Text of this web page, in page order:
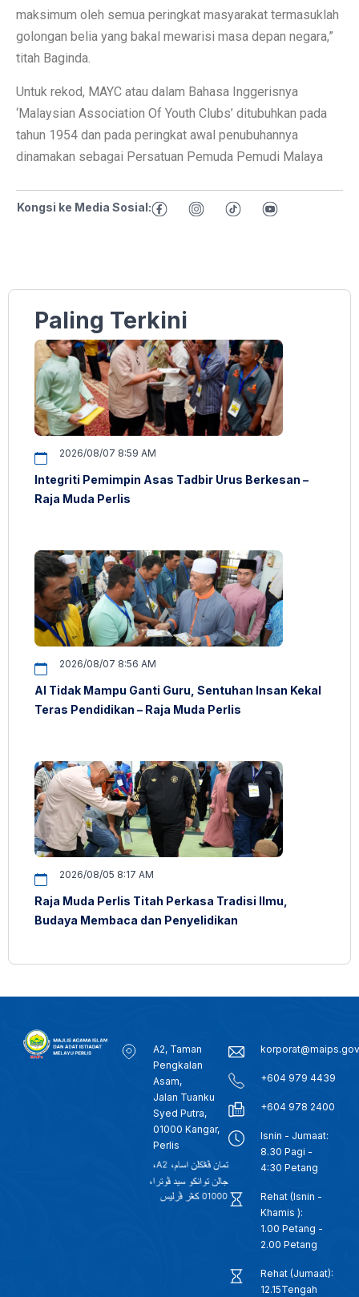
maksimum oleh semua peringkat masyarakat termasuklah
golongan belia yang bakal mewarisi masa depan negara,”
titah Baginda.
Untuk rekod, MAYC atau dalam Bahasa Inggerisnya
‘Malaysian Association Of Youth Clubs’ ditubuhkan pada
tahun 1954 dan pada peringkat awal penubuhannya
dinamakan sebagai Persatuan Pemuda Pemudi Malaya
Kongsi ke Media Sosial:
Paling Terkini
2026/08/07 8:59 AM
Integriti Pemimpin Asas Tadbir Urus Berkesan –
Raja Muda Perlis
2026/08/07 8:56 AM
AI Tidak Mampu Ganti Guru, Sentuhan Insan Kekal
Teras Pendidikan – Raja Muda Perlis
2026/08/05 8:17 AM
Raja Muda Perlis Titah Perkasa Tradisi Ilmu,
Budaya Membaca dan Penyelidikan
A2, Taman
Pengkalan
Asam,
Jalan Tuanku
Syed Putra,
01000 Kangar,
Perlis
+604 979 4439
+604 978 2400
Isnin - Jumaat:
8.30 Pagi -
4:30 Petang
Rehat (Isnin -
Khamis ):
1.00 Petang -
2.00 Petang
Rehat (Jumaat):
12.15Tengah